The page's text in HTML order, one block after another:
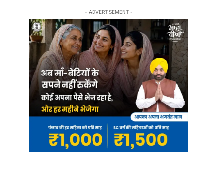
- ADVERTISEMENT -